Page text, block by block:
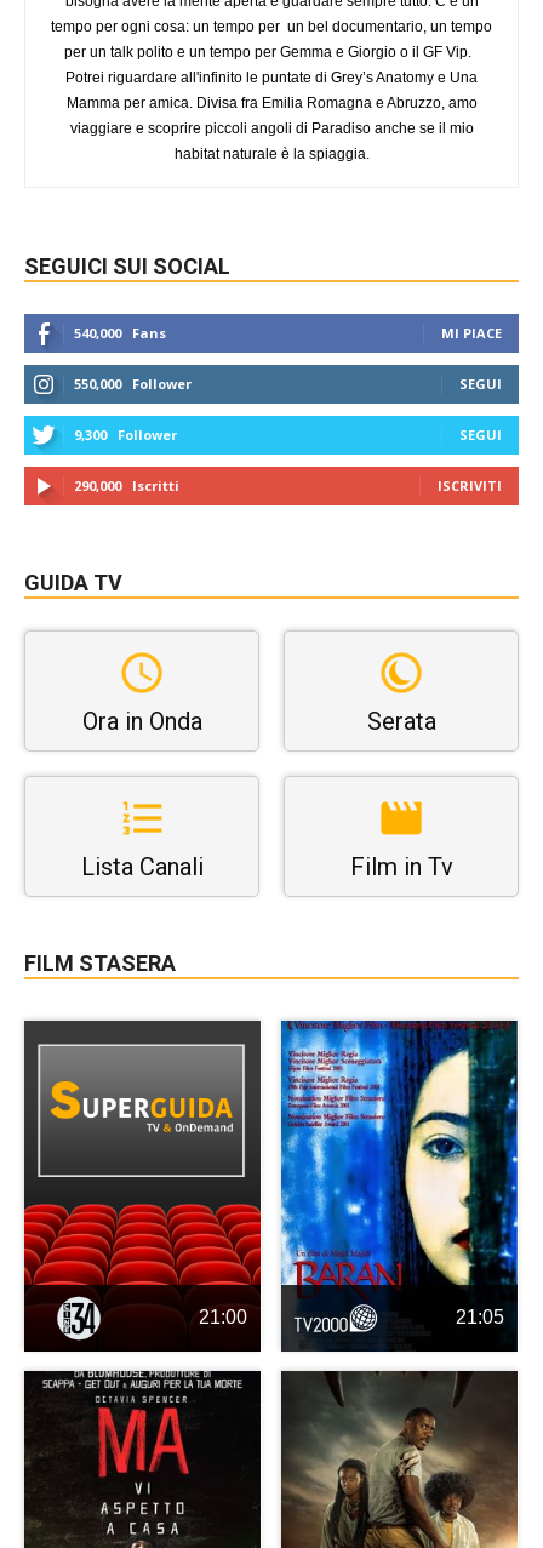
tempo per ogni cosa: un tempo per un bel documentario, un tempo
per un talk polito e un tempo per Gemma e Giorgio o il GF Vip.
Potrei riguardare all'infinito le puntate di Grey’s Anatomy e Una
Mamma per amica. Divisa fra Emilia Romagna e Abruzzo, amo
viaggiare e scoprire piccoli angoli di Paradiso anche se il mio
habitat naturale è la spiaggia.
SEGUICI SUI SOCIAL
540,000 Fans MI PIACE
550,000 Follower SEGUI
9,300 Follower SEGUI
290,000 Iscritti ISCRIVITI
GUIDA TV
Ora in Onda Serata
Lista Canali Film in Tv
FILM STASERA
21:00 21:05